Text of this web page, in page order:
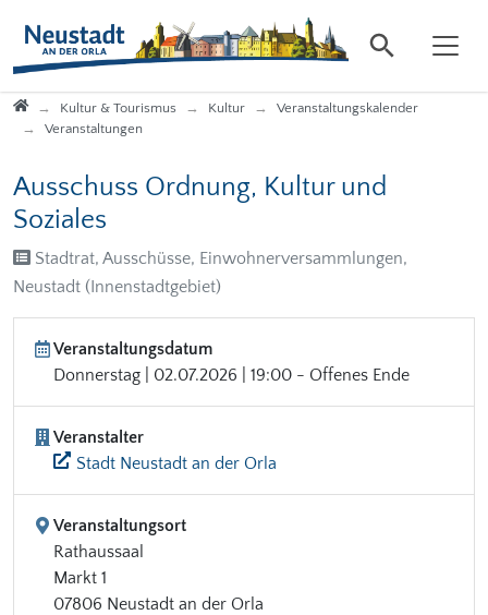
StartseiteKultur & Tourismus Kultur
Veranstaltungskalender
Veranstaltungen
Ausschuss Ordnung, Kultur und
Soziales
Stadtrat, Ausschüsse, Einwohnerversammlungen,
Neustadt (Innenstadtgebiet)
Veranstaltungsdatum
Donnerstag | 02.07.2026 | 19:00 - Offenes Ende
Veranstalter
Stadt Neustadt an der Orla
Veranstaltungsort
Rathaussaal
Markt 1
07806 Neustadt an der Orla